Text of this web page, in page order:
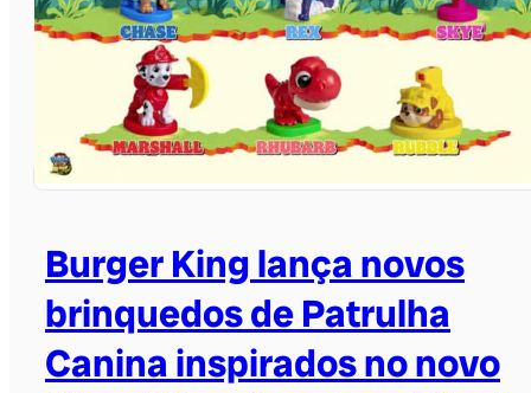
Burger King lança novos
brinquedos de Patrulha
Canina inspirados no novo